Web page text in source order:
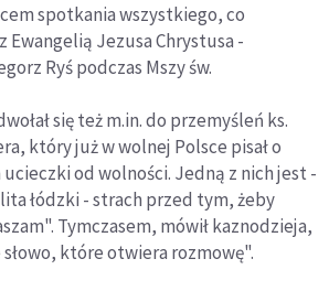
spotkania wszystkiego, co
Jezusa Chrystusa -
Ryś podczas Mszy św.
się też m.in. do przemyśleń ks.
który już w wolnej Polsce pisał o
od wolności. Jedną z nich jest -
łódzki - strach przed tym, żeby
Tymczasem, mówił kaznodzieja,
które otwiera rozmowę".